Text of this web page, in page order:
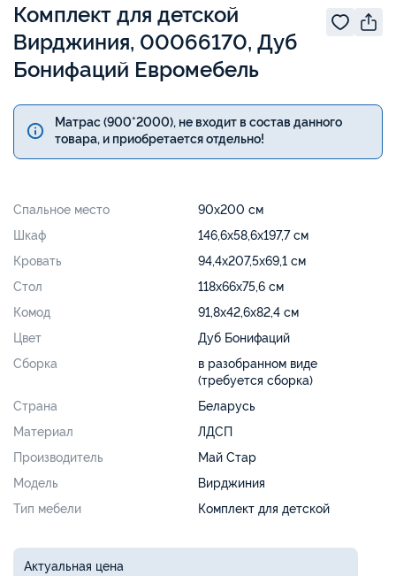
Комплект для детской
Вирджиния, 00066170, Дуб
Бонифаций Евромебель
Матрас (900*2000), не входит в состав данного
товара, и приобретается отдельно!
Спальное место
90х200 см
Шкаф
146,6х58,6х197,7 см
Кровать
94,4х207,5х69,1 см
Стол
118х66х75,6 см
Комод
91,8х42,6х82,4 см
Цвет
Дуб Бонифаций
Сборка
в разобранном виде
(требуется сборка)
Страна
Беларусь
Материал
ЛДСП
Производитель
Май Стар
Модель
Вирджиния
Тип мебели
Комплект для детской
Актуальная цена